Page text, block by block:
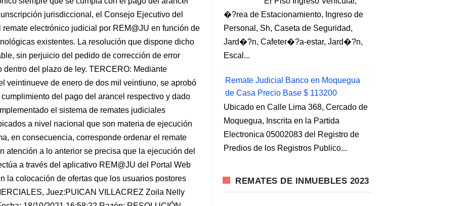
�?rea de Estacionamiento, Ingreso de
Personal, Sh, Caseta de Seguridad,
Jard�?n, Cafeter�?a-estar, Jard�?n,
Escal...
Remate Judicial Banco en Moquegua
de Casa Precio Base $ 113200
Ubicado en Calle Lima 368, Cercado de
Moquegua, Inscrita en la Partida
Electronica 05002083 del Registro de
Predios de los Registros Publico...
REMATES DE INMUEBLES 2023